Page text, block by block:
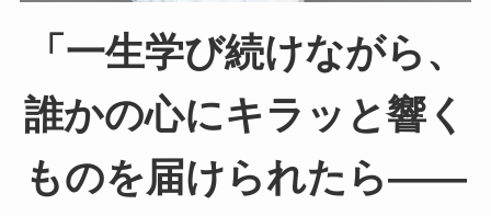
「一生学び続けながら、
誰かの心にキラッと響く
ものを届けられたら——